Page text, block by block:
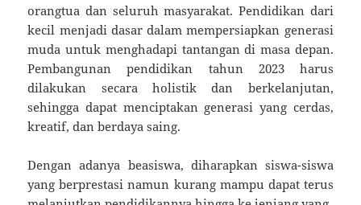
orangtua dan seluruh masyarakat. Pendidikan dari
kecil menjadi dasar dalam mempersiapkan generasi
muda untuk menghadapi tantangan di masa depan.
Pembangunan pendidikan tahun 2023 harus
dilakukan secara holistik dan berkelanjutan,
sehingga dapat menciptakan generasi yang cerdas,
kreatif, dan berdaya saing.
Dengan adanya beasiswa, diharapkan siswa-siswa
yang berprestasi namun kurang mampu dapat terus